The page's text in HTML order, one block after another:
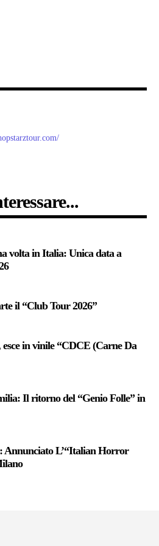
volta in Italia: Unica data a
il “Club Tour 2026”
in vinile “CDCE (Carne Da
Il ritorno del “Genio Folle” in
L’“Italian Horror